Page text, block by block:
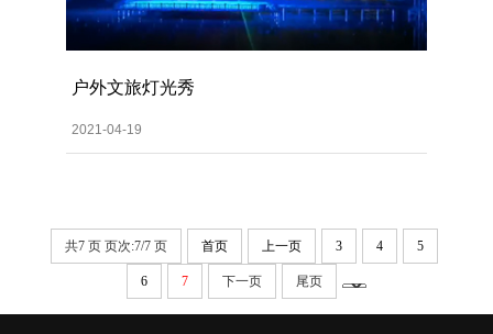
户外文旅灯光秀
2021-04-19
共7 页 页次:7/7 页 首页 上一页 3 4 5
6 7 下一页 尾页